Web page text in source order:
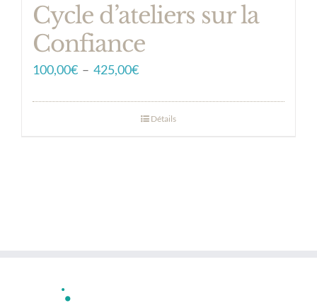
Cycle d’ateliers sur la
Confiance
100,00€ – 425,00€Plage
prix :
Détails